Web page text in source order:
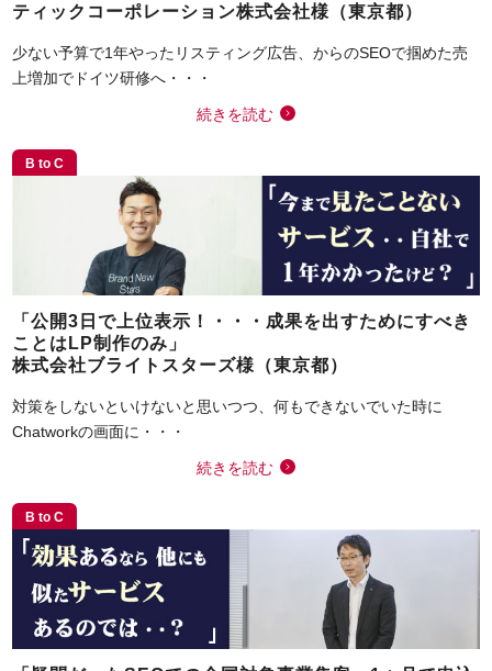
ティックコーポレーション株式会社様（東京都）
少ない予算で1年やったリスティング広告、からのSEOで掴めた売
上増加でドイツ研修へ・・・
続きを読む
B to C
「公開3日で上位表示！・・・成果を出すためにすべき
ことはLP制作のみ」
株式会社ブライトスターズ様（東京都）
対策をしないといけないと思いつつ、何もできないでいた時に
Chatworkの画面に・・・
続きを読む
B to C